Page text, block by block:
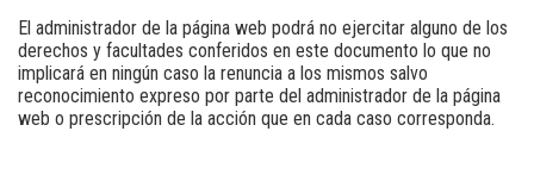
El administrador de la página web podrá no ejercitar alguno de los
derechos y facultades conferidos en este documento lo que no
implicará en ningún caso la renuncia a los mismos salvo
reconocimiento expreso por parte del administrador de la página
web o prescripción de la acción que en cada caso corresponda.